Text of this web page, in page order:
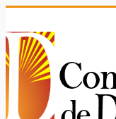
al
contenido